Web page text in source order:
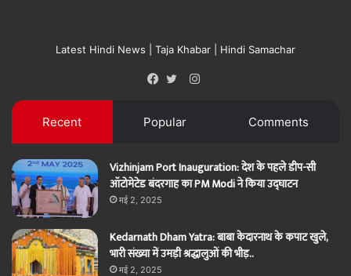
Latest Hindi News | Taja Khabar | Hindi Samachar
Instagram
Recent Popular Comments
Vizhinjam Port Inauguration: देश के पहले डीप-सी
ऑटोमेटेड बंदरगाह का PM Modi ने किया उद्घाटन
मई 2, 2025
Kedarnath Dham Yatra: बाबा केदारनाथ के कपाट खुले,
भारी संख्या में उमड़ी श्रद्धालुओं की भीड़..
मई 2, 2025